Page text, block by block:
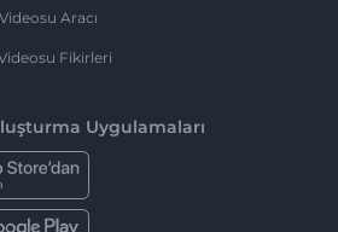
Aracı
Fikirleri
Uygulamaları